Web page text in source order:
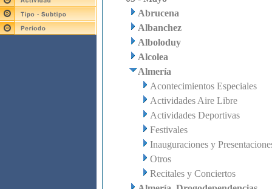
Abrucena
Albanchez
Alboloduy
Alcolea
Almería
Acontecimientos Especiales
Actividades Aire Libre
Actividades Deportivas
Festivales
Inauguraciones y
Otros
Recitales y Conciertos